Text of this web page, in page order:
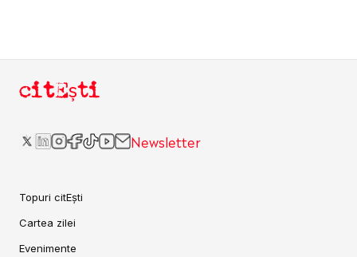
citEști
Newsletter
Topuri citEști
Cartea zilei
Evenimente